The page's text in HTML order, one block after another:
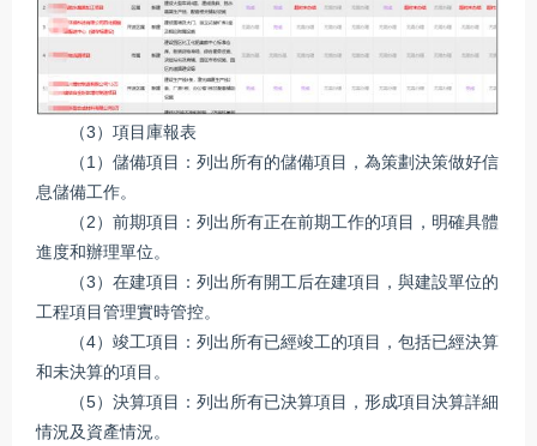
（3）項目庫報表
（1）儲備項目：列出所有的儲備項目，為策劃決策做好信
息儲備工作。
（2）前期項目：列出所有正在前期工作的項目，明確具體
進度和辦理單位。
（3）在建項目：列出所有開工后在建項目，與建設單位的
工程項目管理實時管控。
（4）竣工項目：列出所有已經竣工的項目，包括已經決算
和未決算的項目。
（5）決算項目：列出所有已決算項目，形成項目決算詳細
情況及資產情況。